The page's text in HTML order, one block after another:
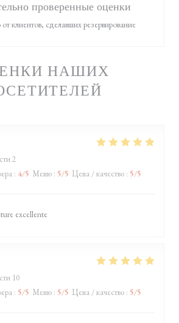
НАШИХ
2
: 4/5 Меню : 5/5 Цена / качество : 5/5
excellente
10
: 5/5 Меню : 5/5 Цена / качество : 5/5
проверенные оценки
клиентов, сделавших резервирование